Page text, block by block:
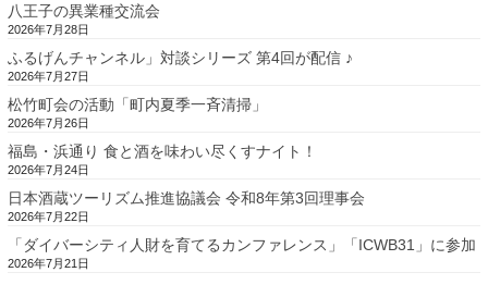
八王子の異業種交流会
2026年7月28日
ふるげんチャンネル」対談シリーズ 第4回が配信 ♪
2026年7月27日
松竹町会の活動「町内夏季一斉清掃」
2026年7月26日
福島・浜通り 食と酒を味わい尽くすナイト！
2026年7月24日
日本酒蔵ツーリズム推進協議会 令和8年第3回理事会
2026年7月22日
「ダイバーシティ人財を育てるカンファレンス」「ICWB31」に参加
2026年7月21日